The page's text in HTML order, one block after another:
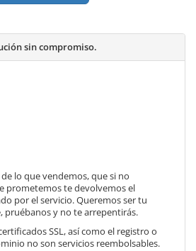
sin compromiso.
lo que vendemos, que si no
prometemos te devolvemos el
por el servicio. Queremos ser tu
pruébanos y no te arrepentirás.
SSL, así como el registro o
no son servicios reembolsables.